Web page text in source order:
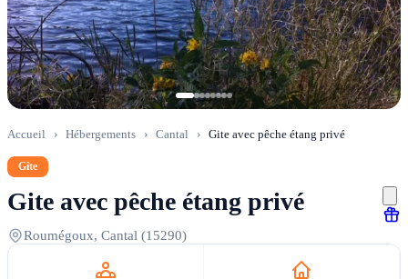
Accueil › Hébergements › Cantal › Gite avec pêche étang privé
Gîte
Gite avec pêche étang privé
Roumégoux, Cantal (15290)